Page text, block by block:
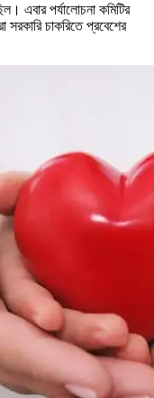
এবার পর্যালোচনা কমিটির
সরকারি চাকরিতে প্রবেশের